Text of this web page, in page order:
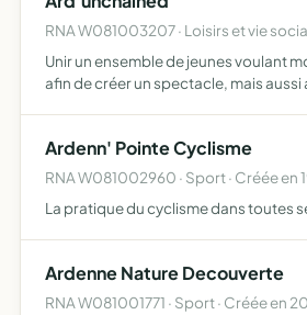
RNA W081003207 · Loisirs et vie
Unir un ensemble de jeunes voulant
afin de créer un spectacle, mais aussi
Ardenn' Pointe Cyclisme
RNA W081002960 · Sport · Créée en
La pratique du cyclisme dans toutes
Ardenne Nature Decouverte
RNA W081001771 · Sport · Créée en